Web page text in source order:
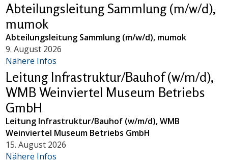
Abteilungsleitung Sammlung (m/w/d),
mumok
Abteilungsleitung Sammlung (m/w/d), mumok
9. August 2026
Nähere Infos
Leitung Infrastruktur/Bauhof (w/m/d),
WMB Weinviertel Museum Betriebs
GmbH
Leitung Infrastruktur/Bauhof (w/m/d), WMB
Weinviertel Museum Betriebs GmbH
15. August 2026
Nähere Infos